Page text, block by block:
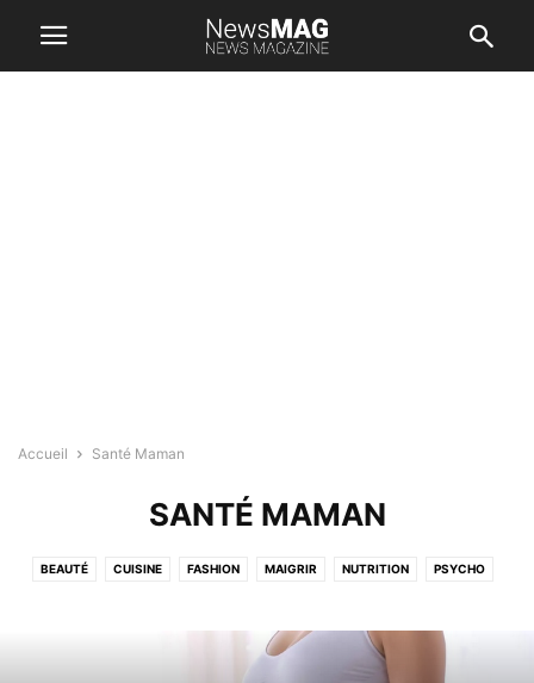
Accueil Santé Maman
SANTÉ MAMAN
BEAUTÉ CUISINE FASHION MAIGRIR NUTRITION PSYCHO